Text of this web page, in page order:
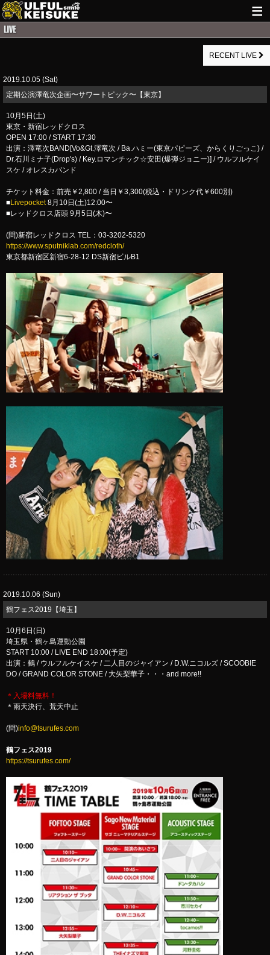
GUITAR WORKS
MAIL
RECENT LIVE
2019.10.05 (Sat)
​定期公演澤竜次企画〜サワートピック〜【東京】
10月5日(土)
東京・新宿レッドクロス
OPEN 17:00 / START 17:30
出演：澤竜次BAND[Vo&Gt.澤竜次 / Ba.ハミー(東京パピーズ、からくりごっこ) /
Dr.石川ミナ子(Drop's) / Key.ロマンチック☆安田(爆弾ジョニー)] / ウルフルケイ
スケ / オレスカバンド
チケット料金：前売￥2,800 / 当日￥3,300(税込・ドリンク代￥600別)
■Livepocket8月10日(土)12:00〜
■レッドクロス店頭 9月5日(木)〜
(問)新宿レッドクロス TEL：03-3202-5320
https://www.sputniklab.com/redcloth/
東京都新宿区新宿6-28-12 DS新宿ビルB1
2019.10.06 (Sun)
​鶴フェス2019【埼玉】
10月6日(日)
埼玉県・鶴ヶ島運動公園
START 10:00 / LIVE END 18:00(予定)
出演：鶴 / ウルフルケイスケ / 二人目のジャイアン / D.W.ニコルズ / SCOOBIE
DO / GRAND COLOR STONE / 大矢梨華子・・・and more!!
＊入場料無料！
＊雨天決行、荒天中止
(問)info@tsurufes.com
鶴フェス2019
https://tsurufes.com/